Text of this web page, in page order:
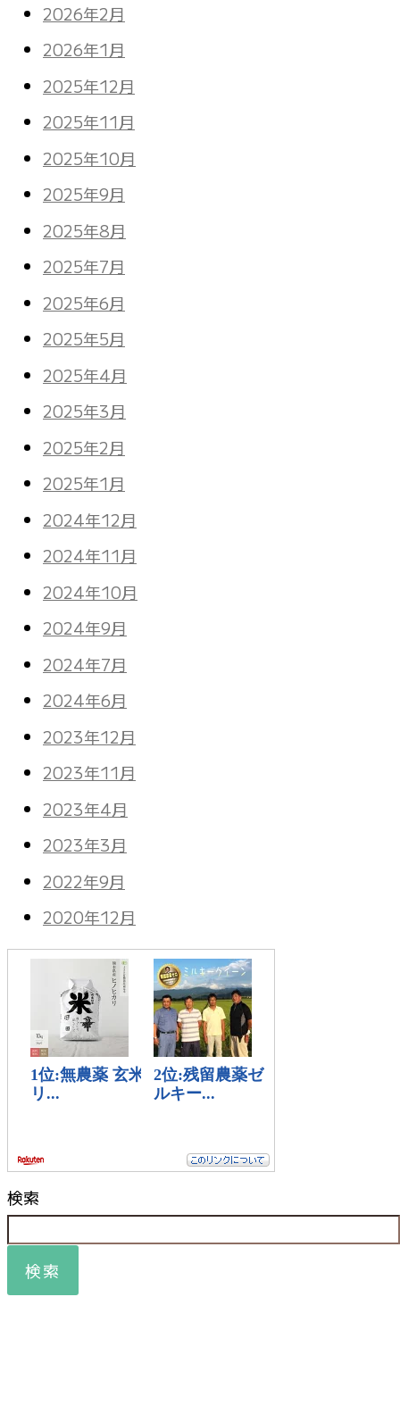
2026年2月
2026年1月
2025年12月
2025年11月
2025年10月
2025年9月
2025年8月
2025年7月
2025年6月
2025年5月
2025年4月
2025年3月
2025年2月
2025年1月
2024年12月
2024年11月
2024年10月
2024年9月
2024年7月
2024年6月
2023年12月
2023年11月
2023年4月
2023年3月
2022年9月
2020年12月
検索
検索